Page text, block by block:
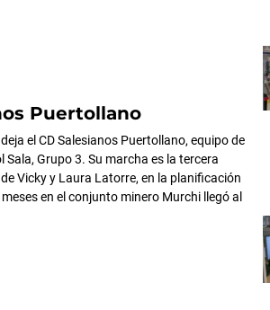
Puertollano
el CD Salesianos Puertollano, equipo de
Grupo 3. Su marcha es la tercera
Vicky y Laura Latorre, en la planificación
en el conjunto minero Murchi llegó al